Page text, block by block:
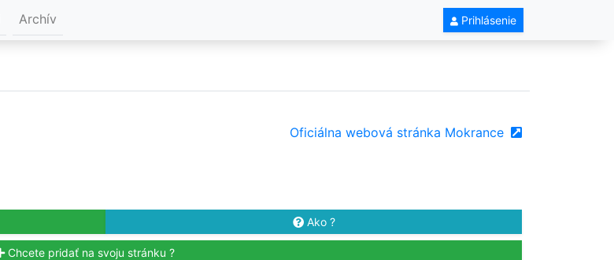
Archív Prihlásenie
Oficiálna webová stránka Mokrance
Ako ?
Chcete pridať na svoju stránku ?